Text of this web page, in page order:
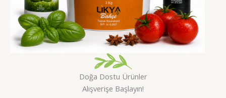
Doğa Dostu Ürünler
Alışverişe Başlayın!